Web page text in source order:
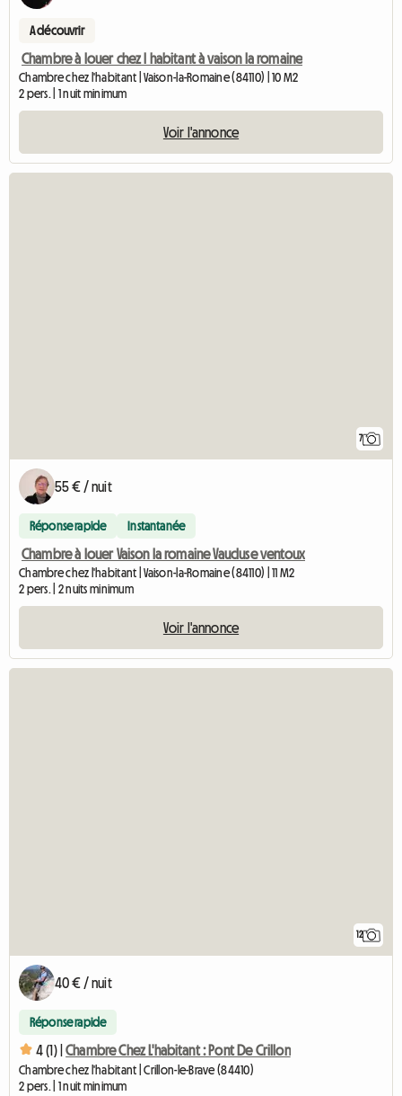
A découvrir
Chambre à louer chez l habitant à vaison la romaine
Chambre chez l'habitant | Vaison-la-Romaine (84110) | 10 M2
2 pers. | 1 nuit minimum
Voir l'annonce
7
55 € / nuit
Réponse rapide Instantanée
Chambre à louer Vaison la romaine Vaucluse ventoux
Chambre chez l'habitant | Vaison-la-Romaine (84110) | 11 M2
2 pers. | 2 nuits minimum
Voir l'annonce
12
40 € / nuit
Réponse rapide
4 (1) | Chambre Chez L'habitant : Pont De Crillon
Chambre chez l'habitant | Crillon-le-Brave (84410)
2 pers. | 1 nuit minimum